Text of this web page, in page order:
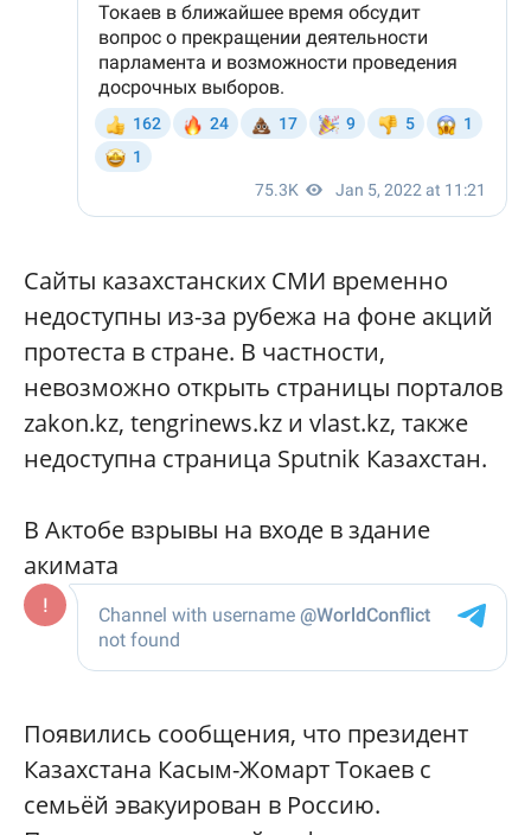
Сайты казахстанских СМИ временно
недоступны из-за рубежа на фоне акций
протеста в стране. В частности,
невозможно открыть страницы порталов
zakon.kz, tengrinews.kz и vlast.kz, также
недоступна страница Sputnik Казахстан.
В Актобе взрывы на входе в здание
акимата
Появились сообщения, что президент
Казахстана Касым-Жомарт Токаев с
семьёй эвакуирован в Россию.